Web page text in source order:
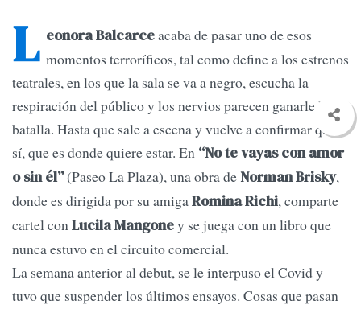
L eonora Balcarceacaba de pasar uno de esos
momentos terroríficos, tal como define a los estrenos
teatrales, en los que la sala se va a negro, escucha la
respiración del público y los nervios parecen ganarle la
batalla. Hasta que sale a escena y vuelve a confirmar que
sí, que es donde quiere estar. En “No te vayas con amor
o sin él”(Paseo La Plaza), una obra deNorman Brisky,
donde es dirigida por su amigaRomina Richi, comparte
cartel conLucila Mangoney se juega con un libro que
nunca estuvo en el circuito comercial.
La semana anterior al debut, se le interpuso el Covid y
tuvo que suspender los últimos ensayos. Cosas que pasan